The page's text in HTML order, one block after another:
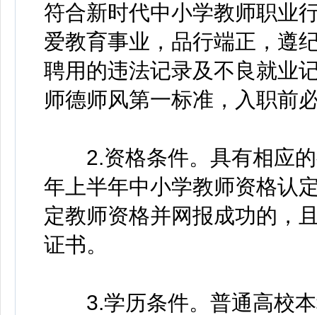
符合新时代中小学教师职业
爱教育事业，品行端正，遵
聘用的违法记录及不良就业
师德师风第一标准，入职前
2.资格条件。具有相应的
年上半年中小学教师资格认
定教师资格并网报成功的，
证书。
3.学历条件。普通高校本